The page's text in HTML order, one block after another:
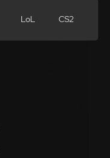
LoL CS2